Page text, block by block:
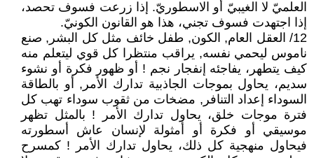
العلميّ لا الغيبيّ أو الاسطوريّ. إذا زرعت فسوف تحصد،
إذا اجتهدت فسوف تجني، هذا هو القانون الكونيّ.
12/ العقل العام, الكون, طفل خائف مثل كل البشر, صنع
ناموس ليحمي نفسه, يراقب منتظرا كل قوي ليتعلم منه
كيف يتطهر، يفاجئه إنفجار نجم ! أو ظهور فكرة أو نشوء
سديم، يحاول بموجات الجاذبية تدارك الأمر, أو بالطاقة
السوداء إعداد التنافر, مضخات من ثقوب سوداء تهب كل
فترة موجات خلق، يحاول تدارك الأمر ! بالمثل تظهر
موسيقي أو فكرة أو أمثولة لإنسان عاش أسطورته
فيحاول منهجية كل ذلك، يحاول تدارك الأمر ! كمسرح